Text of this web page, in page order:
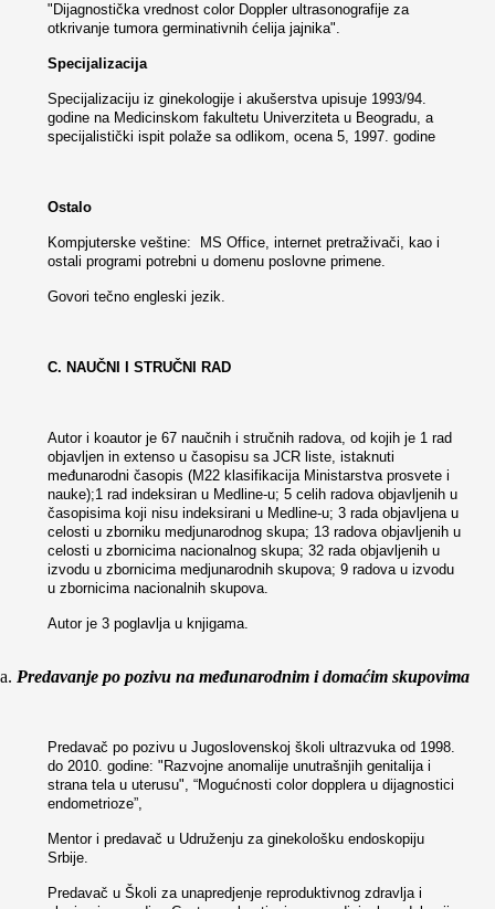
"Dijagnostička vrednost color Doppler ultrasonografije za
otkrivanje tumora germinativnih ćelija jajnika".
Specijalizacija
Specijalizaciju iz ginekologije i akušerstva upisuje 1993/94.
godine na Medicinskom fakultetu Univerziteta u Beogradu, a
specijalistički ispit polaže sa odlikom, ocena 5, 1997. godine
Ostalo
Kompjuterske veštine: MS Office, internet pretraživači, kao i
ostali programi potrebni u domenu poslovne primene.
Govori tečno engleski jezik.
C. NAUČNI I STRUČNI RAD
Autor i koautor je 67 naučnih i stručnih radova, od kojih je 1 rad
objavljen in extenso u časopisu sa JCR liste, istaknuti
međunarodni časopis (M22 klasifikacija Ministarstva prosvete i
nauke);1 rad indeksiran u Medline-u; 5 celih radova objavljenih u
časopisima koji nisu indeksirani u Medline-u; 3 rada objavljena u
celosti u zborniku medjunarodnog skupa; 13 radova objavljenih u
celosti u zbornicima nacionalnog skupa; 32 rada objavljenih u
izvodu u zbornicima medjunarodnih skupova; 9 radova u izvodu
u zbornicima nacionalnih skupova.
Autor je 3 poglavlja u knjigama.
Predavanje po pozivu na međunarodnim i domaćim skupovima
Predavač po pozivu u Jugoslovenskoj školi ultrazvuka od 1998.
do 2010. godine: "Razvojne anomalije unutrašnjih genitalija i
strana tela u uterusu", “Mogućnosti color dopplera u dijagnostici
endometrioze”,
Mentor i predavač u Udruženju za ginekološku endoskopiju
Srbije.
Predavač u Školi za unapredjenje reproduktivnog zdravlja i